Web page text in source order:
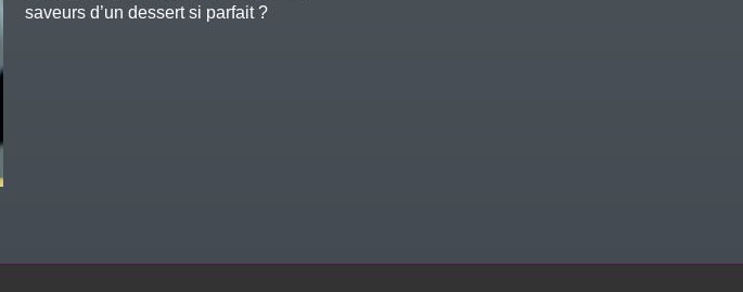
saveurs d’un dessert si parfait ?